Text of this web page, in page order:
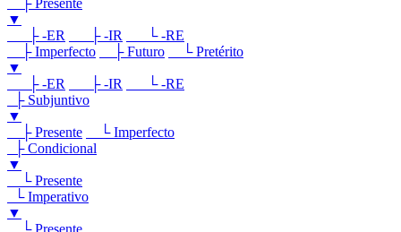
├ Presente
▼
├ -ER
├ -IR
└ -RE
├ Imperfecto
├ Futuro
└ Pretérito
▼
├ -ER
├ -IR
└ -RE
├ Subjuntivo
▼
├ Presente
└ Imperfecto
├ Condicional
▼
└ Presente
└ Imperativo
▼